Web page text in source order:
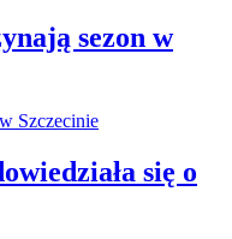
sezon w
się o